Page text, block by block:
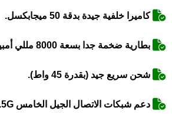
كاميرا خلفية جيدة بدقة 50 ميجابكسل.
بطارية ضخمة جدا بسعة 8000 مللي أمبير.
شحن سريع جيد (بقدرة 45 واط).
دعم شبكات الاتصال الجيل الخامس 5G.